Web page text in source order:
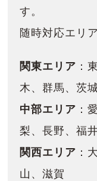
す。
随時対応エリ
関東エリア ：
木、群馬、茨
中部エリア ：
梨、長野、福
関西エリア ：
山、滋賀